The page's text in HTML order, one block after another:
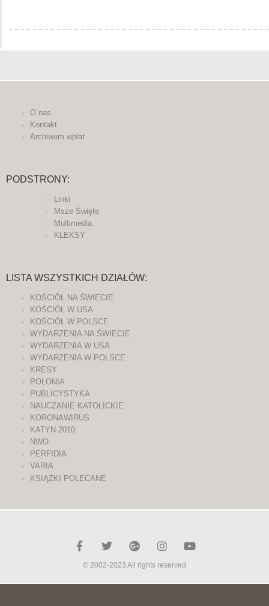
O nas
Kontakt
Archiwum wpłat
PODSTRONY:
Linki
Msze Święte
Multimedia
KLEKSY
LISTA WSZYSTKICH DZIAŁÓW:
KOŚCIÓŁ NA ŚWIECIE
KOŚCIÓŁ W USA
KOŚCIÓŁ W POLSCE
WYDARZENIA NA ŚWIECIE
WYDARZENIA W USA
WYDARZENIA W POLSCE
KRESY
POLONIA
PUBLICYSTYKA
NAUCZANIE KATOLICKIE
KORONAWIRUS
KATYN 2010
NWO
PERFIDIA
VARIA
KSIĄŻKI POLECANE
© 2002-2023 All rights reserved